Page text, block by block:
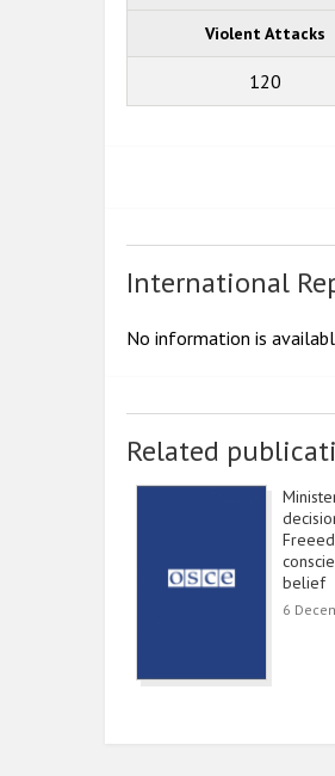
Violent Attacks
120
International
No information is
Related
belief
6